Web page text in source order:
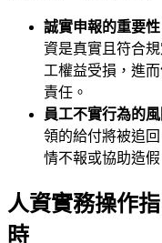
誠實申報的重要性
資是真實且符合
工權益受損，進
責任。
員工不實行為的
領的給付將被追
情不報或協助造
人資實務操作
時